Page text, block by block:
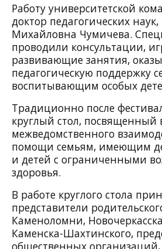
Работу университетской
доктор педагогических
Михайловна Чумичева.
проводили консультации,
развивающие занятия,
педагогическую поддержку
воспитывающим особых
Традиционно после
круглый стол, посвященный
межведомственного
помощи семьям, имеющим
и детей с ограниченными
здоровья.
В работе круглого стола
представители
Каменоломни,
Каменска-Шахтинского,
общественных